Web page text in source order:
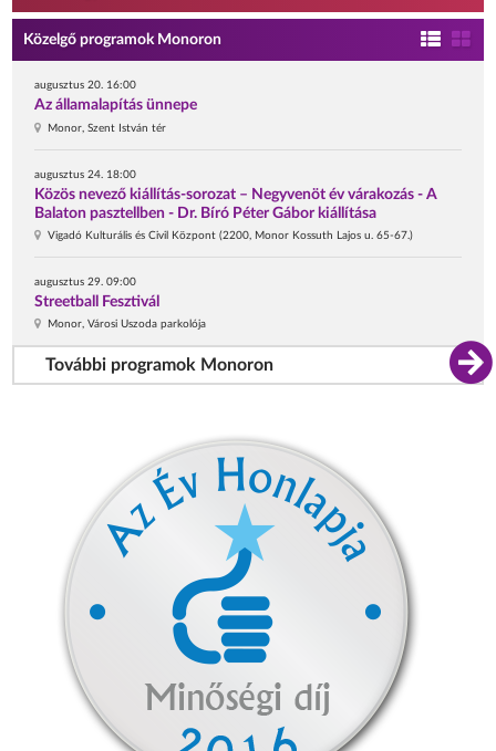
Közelgő programok Monoron
augusztus 20. 16:00
Az államalapítás ünnepe
Monor, Szent István tér
augusztus 24. 18:00
Közös nevező kiállítás-sorozat – Negyvenöt év várakozás - A
Balaton pasztellben - Dr. Bíró Péter Gábor kiállítása
Vigadó Kulturális és Civil Központ (2200, Monor Kossuth Lajos u. 65-67.)
augusztus 29. 09:00
Streetball Fesztivál
Monor, Városi Uszoda parkolója
További programok Monoron